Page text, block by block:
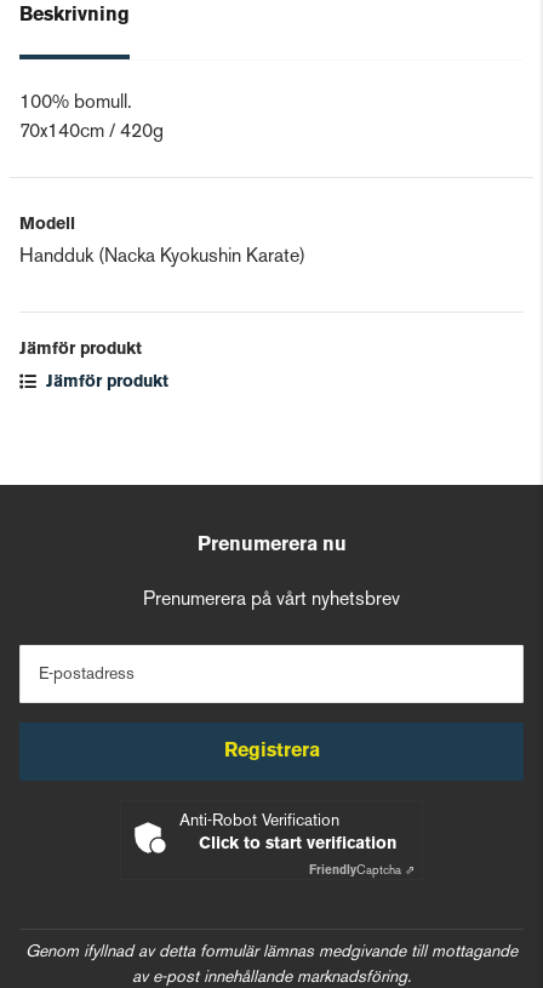
Beskrivning
100% bomull.
70x140cm / 420g
Modell
Handduk (Nacka Kyokushin Karate)
Jämför produkt
Jämför produkt
Prenumerera nu
Prenumerera på vårt nyhetsbrev
E-postadress
Registrera
Anti-Robot Verification
Click to start verification
FriendlyCaptcha ⇗
Genom ifyllnad av detta formulär lämnas medgivande till mottagande
av e-post innehållande marknadsföring.